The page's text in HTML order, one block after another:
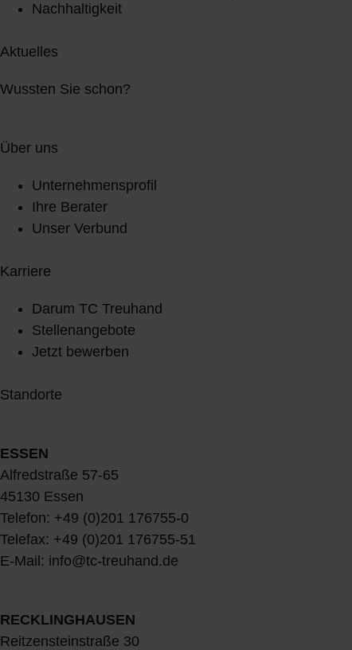
Nachhaltigkeit
Aktuelles
Wussten Sie schon?
Über uns
Unternehmensprofil
Ihre Berater
Unser Verbund
Karriere
Darum TC Treuhand
Stellenangebote
Jetzt bewerben
Standorte
ESSEN
Alfredstraße 57-65
45130 Essen
Telefon: +49 (0)201 176755-0
Telefax: +49 (0)201 176755-51
E-Mail: info@tc-treuhand.de
RECKLINGHAUSEN
Reitzensteinstraße 30